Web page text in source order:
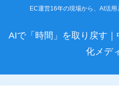
EC運営16年の現場から、AI活
AIで「時間」を取り戻す
化メデ